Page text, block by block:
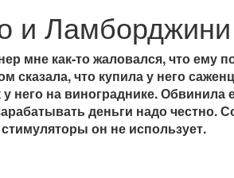
и
мне как-то жаловался, что ему
сказала, что купила у него
него на винограднике.
деньги надо честно.
стимуляторы он не использует.